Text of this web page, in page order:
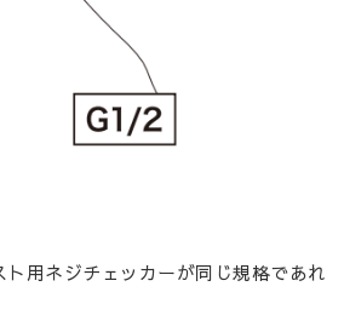
用ネジチェッカーが同じ規格であれ